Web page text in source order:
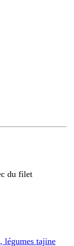
du filet
légumes tajine